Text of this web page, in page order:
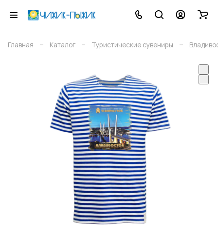
Главная – Каталог – Туристические сувениры –